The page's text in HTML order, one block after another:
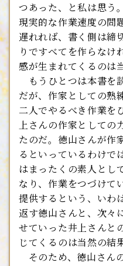
つあった、と私は思う
現実的な作業速度の問
遅れれば、書く側は締
りですべてを作らなけ
感が生まれてくるのは
もうひとつは本書を
だが、作家としての熟
二人でやるべき作業を
上さんの作家としての
たのだ。徳山さんが作
るといっているわけで
はまったくの素人とし
なり、作業をつづけて
提供するという、いわ
返す徳山さんと、次々
せていった井上さんと
じてくるのは当然の結
そのため、徳山さん